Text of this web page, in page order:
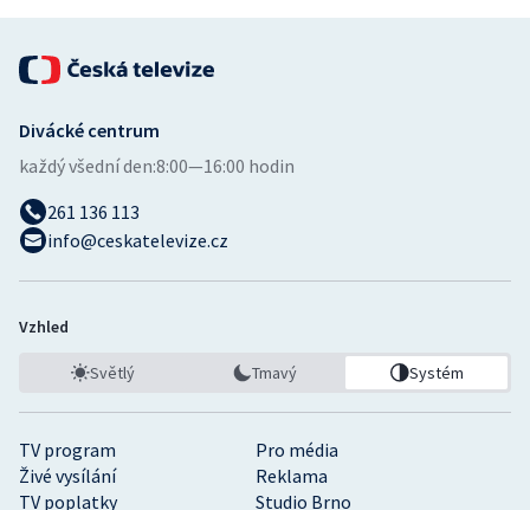
TV program
Pro média
Živé vysílání
Reklama
TV poplatky
Studio Brno
Divácké centrum
každý všední den:8:00—16:00 hodin
261 136 113
info@ceskatelevize.cz
Vzhled
Světlý Tmavý Systém